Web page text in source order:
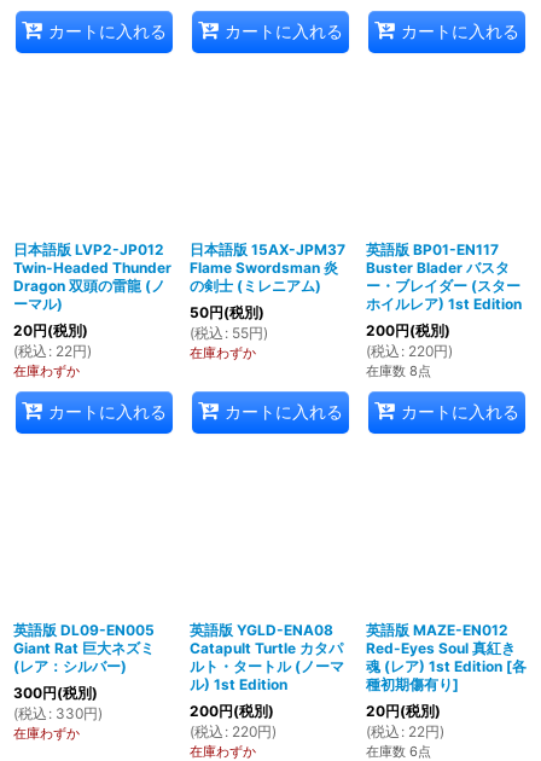
カートに入れる カートに入れる カートに入れる
日本語版 LVP2-JP012
Twin-Headed Thunder
Dragon 双頭の雷龍 (ノ
ーマル)
20円(税別)
(税込 : 22円)
在庫わずか
カートに入れる
日本語版 15AX-JPM37
Flame Swordsman 炎
の剣士 (ミレニアム)
50円(税別)
(税込 : 55円)
在庫わずか
カートに入れる
英語版 BP01-EN117
Buster Blader バスタ
ー・ブレイダー (スター
ホイルレア) 1st Edition
200円(税別)
(税込 : 220円)
在庫数 8点
カートに入れる
英語版 DL09-EN005
Giant Rat 巨大ネズミ
(レア：シルバー)
300円(税別)
(税込 : 330円)
在庫わずか
英語版 YGLD-ENA08
Catapult Turtle カタパ
ルト・タートル (ノーマ
ル) 1st Edition
200円(税別)
(税込 : 220円)
在庫わずか
英語版 MAZE-EN012
Red-Eyes Soul 真紅き
魂 (レア) 1st Edition [各
種初期傷有り]
20円(税別)
(税込 : 22円)
在庫数 6点